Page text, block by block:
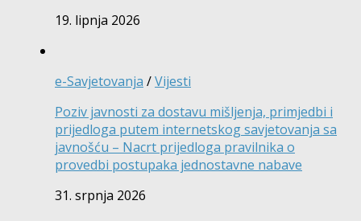
19. lipnja 2026
e-Savjetovanja /Vijesti
Poziv javnosti za dostavu mišljenja, primjedbi i
prijedloga putem internetskog savjetovanja sa
javnošću – Nacrt prijedloga pravilnika o
provedbi postupaka jednostavne nabave
31. srpnja 2026